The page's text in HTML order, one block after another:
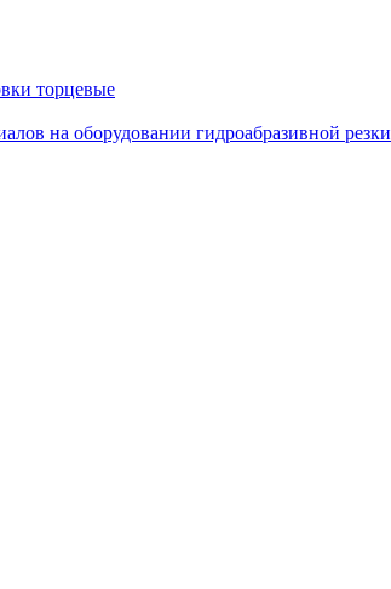
торцевые
на оборудовании гидроабразивной резки